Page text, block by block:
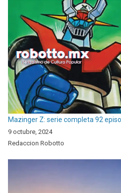
Mazinger Z: serie completa 92
9 octubre, 2024
Redaccion Robotto